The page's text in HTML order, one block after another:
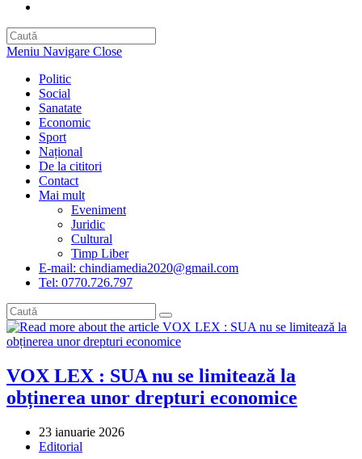
Meniu Navigare Close
Politic
Social
Sanatate
Economic
Sport
Național
De la cititori
Contact
Mai mult
Eveniment
Juridic
Cultural
Timp Liber
E-mail: chindiamedia2020@gmail.com
Tel: 0770.726.797
VOX LEX : SUA nu se limitează la
obținerea unor drepturi economice
Post
published:
23 ianuarie 2026
Post
Editorial